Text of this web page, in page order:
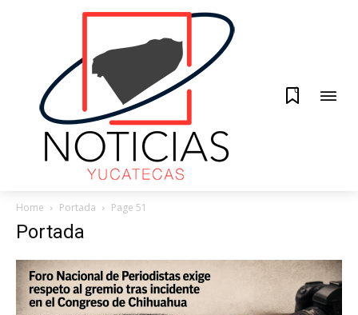
0
Home Portada Page 51
Portada